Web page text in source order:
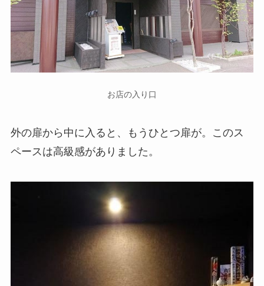
お店の入り口
外の扉から中に入ると、もうひとつ扉が。このス
ペースは高級感がありました。